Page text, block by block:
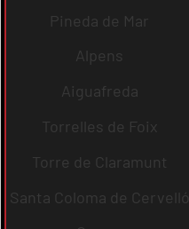
Pineda de Mar
Alpens
Aiguafreda
Torrelles de Foix
Torre de Claramunt
Santa Coloma de Cervelló